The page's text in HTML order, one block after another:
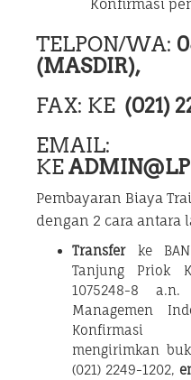
Konfirmasi
TELPON/WA:
(MASDIR),
FAX: KE (021)
EMAIL:
KE
Pembayaran Biaya
dengan 2 cara antara
Transferke
Tanjung Priok
1075248-8
Managemen
Konfirmasi
mengirimkan
(021) 2249-1202,